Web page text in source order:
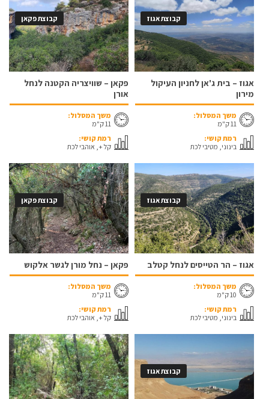
קבוצת אגוז
אגוז – בית ג'אן לחניון העיקול
מירון
משך המסלול:
11 ק"מ
רמת קושי:
בינוני, מטיבי לכת
קבוצת פקאן
פקאן – שוויצריה הקטנה לנחל
אורן
משך המסלול:
11 ק"מ
רמת קושי:
קל +, אוהבי לכת
קבוצת אגוז
אגוז – הר הטייסים לנחל קטלב
משך המסלול:
10 ק"מ
רמת קושי:
בינוני, מטיבי לכת
קבוצת פקאן
פקאן – נחל מורן לגשר אלקוש
משך המסלול:
11 ק"מ
רמת קושי:
קל +, אוהבי לכת
קבוצת אגוז